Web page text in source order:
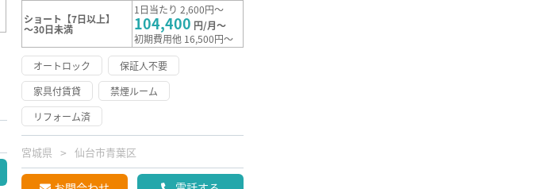
ショート【7日以上】
～30日未満
1日当たり 2,600円～
104,400 円/月～
初期費用他 16,500円～
オートロック
保証人不要
家具付賃貸
禁煙ルーム
リフォーム済
宮城県 仙台市青葉区